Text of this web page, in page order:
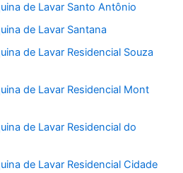
de Lavar Santo Antônio
de Lavar Santana
de Lavar Residencial Souza
de Lavar Residencial Mont
de Lavar Residencial do
de Lavar Residencial Cidade